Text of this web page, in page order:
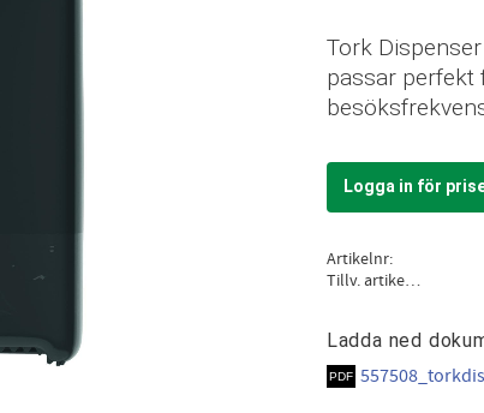
Tork
passar
Logga in för
Artikelnr
Tillv. artikelnr
Ladda ned